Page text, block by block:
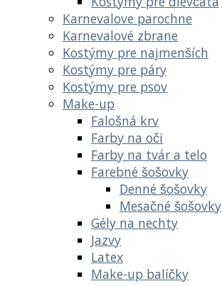
Karnevalove parochne
Karnevalové zbrane
Kostýmy pre najmenších
Kostýmy pre páry
Kostýmy pre psov
Make-up
Falošná krv
Farby na oči
Farby na tvár a telo
Farebné šošovky
Denné šošovky
Mesačné šošovky
Gély na nechty
Jazvy
Latex
Make-up balíčky